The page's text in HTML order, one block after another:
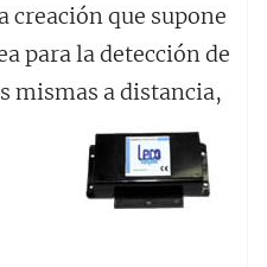
creación que supone
para la detección de
mismas a distancia,